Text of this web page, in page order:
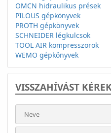
OMCN hidraulikus prések
PILOUS gépkönyvek
PROTH gépkönyvek
SCHNEIDER légkulcsok
TOOL AIR kompresszorok
WEMO gépkönyvek
VISSZAHÍVÁST